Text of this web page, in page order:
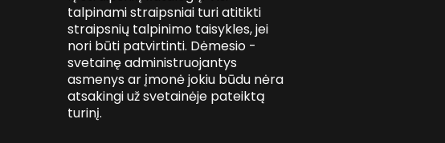
talpinami straipsniai turi atitikti
straipsnių talpinimo taisykles, jei
nori būti patvirtinti. Dėmesio -
svetainę administruojantys
asmenys ar įmonė jokiu būdu nėra
atsakingi už svetainėje pateiktą
turinį.